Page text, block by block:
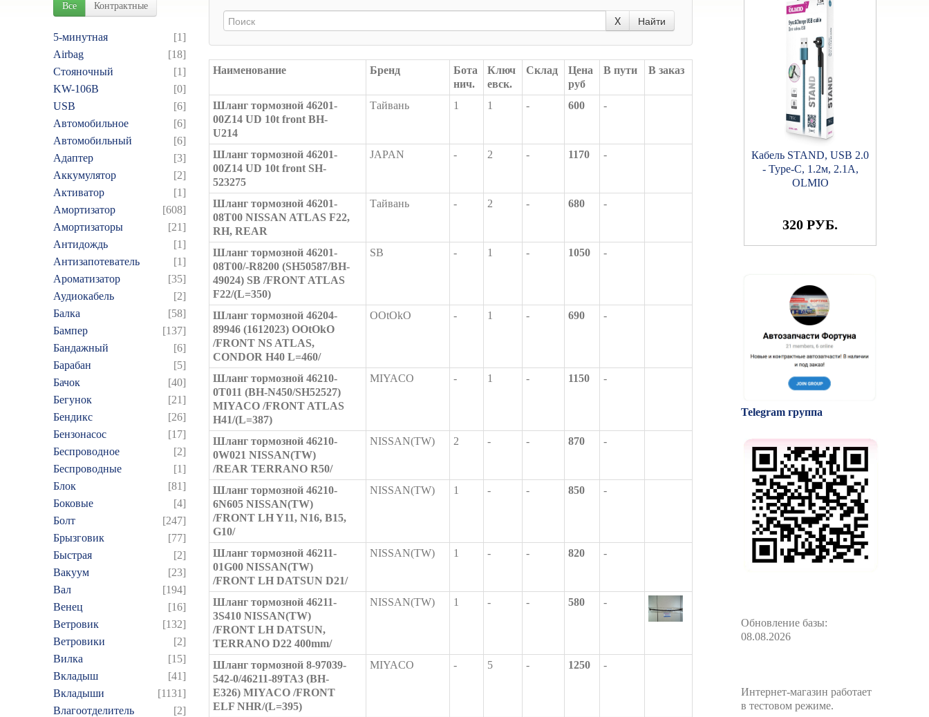
Все Контрактные
5-минутная
[1]
Airbag
[18]
Cтояночный
[1]
KW-106B
[0]
USB
[6]
Автомобильное
[6]
Автомобильный
[6]
Адаптер
[3]
Аккумулятор
[2]
Активатор
[1]
Амортизатор
[608]
Амортизаторы
[21]
Антидождь
[1]
Антизапотеватель
[1]
Ароматизатор
[35]
Аудиокабель
[2]
Балка
[58]
Бампер
[137]
Бандажный
[6]
Барабан
[5]
Бачок
[40]
Бегунок
[21]
Бендикс
[26]
Бензонасос
[17]
Беспроводное
[2]
Беспроводные
[1]
Блок
[81]
Боковые
[4]
Болт
[247]
Брызговик
[77]
Быстрая
[2]
Вакуум
[23]
Вал
[194]
Венец
[16]
Ветровик
[132]
Ветровики
[2]
Вилка
[15]
Вкладыш
[41]
Вкладыши
[1131]
Влагоотделитель
[2]
X Найти
Наименование Бренд
Бота
нич.
Ключ
евск.
Склад
Цена
руб
В пути В заказ
Шланг тормозной 46201-
00Z14 UD 10t front BH-
U214
Тайвань 1 1 - 600 -
Шланг тормозной 46201-
00Z14 UD 10t front SH-
523275
JAPAN - 2 - 1170 -
Шланг тормозной 46201-
08T00 NISSAN ATLAS F22,
RH, REAR
Тайвань - 2 - 680 -
Шланг тормозной 46201-
08T00/-R8200 (SH50587/BH-
49024) SB /FRONT ATLAS
F22/(L=350)
SB - 1 - 1050 -
Шланг тормозной 46204-
89946 (1612023) OOtOkO
/FRONT NS ATLAS,
CONDOR H40 L=460/
OOtOkO - 1 - 690 -
Шланг тормозной 46210-
0T011 (BH-N450/SH52527)
MIYACO /FRONT ATLAS
H41/(L=387)
MIYACO - 1 - 1150 -
Шланг тормозной 46210-
0W021 NISSAN(TW)
/REAR TERRANO R50/
NISSAN(TW) 2 - - 870 -
Шланг тормозной 46210-
6N605 NISSAN(TW)
/FRONT LH Y11, N16, B15,
G10/
NISSAN(TW) 1 - - 850 -
Шланг тормозной 46211-
01G00 NISSAN(TW)
/FRONT LH DATSUN D21/
NISSAN(TW) 1 - - 820 -
Шланг тормозной 46211-
3S410 NISSAN(TW)
/FRONT LH DATSUN,
TERRANO D22 400mm/
NISSAN(TW) 1 - - 580 -
Шланг тормозной 8-97039-
542-0/46211-89TA3 (BH-
E326) MIYACO /FRONT
ELF NHR/(L=395)
MIYACO - 5 - 1250 -
Кабель STAND, USB 2.0
- Type-C, 1.2м, 2.1A,
OLMIO
320 РУБ.
Telegram группа
Обновление базы:
08.08.2026
Интернет-магазин работает
в тестовом режиме.